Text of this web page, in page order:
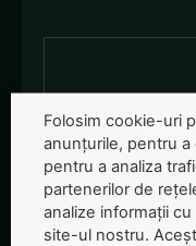
Folosim cookie-uri
anunțurile, pentru
pentru a analiza
partenerilor de
analize informații
site-ul nostru.